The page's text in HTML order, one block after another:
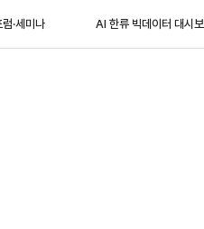
럼·세미나 AI 한류 빅데이터 대시